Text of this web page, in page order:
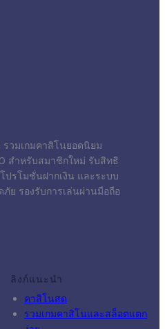
รวมเกมคาสิโนยอดนิยม
สำหรับสมาชิกใหม่ รับสิทธิ
ปรโมชั่นฝากเงิน และระบบ
ย รองรับการเล่นผ่านมือถือ
ลิงก์แนะนำ
คาสิโนสด
รวมเกมคาสิโนและสล็อตแตก